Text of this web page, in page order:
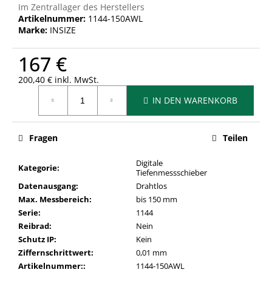
Im Zentrallager des Herstellers
Artikelnummer: 1144-150AWL
Marke: INSIZE
167 €
200,40 € inkl. MwSt.
IN DEN WARENKORB
Kategorie:
Digitale
Tiefenmessschieber
Datenausgang:
Drahtlos
Max. Messbereich:
bis 150 mm
Serie:
1144
Reibrad:
Nein
Schutz IP:
Kein
Ziffernschrittwert:
0,01 mm
Artikelnummer:: 1144-150AWL
Fragen Teilen